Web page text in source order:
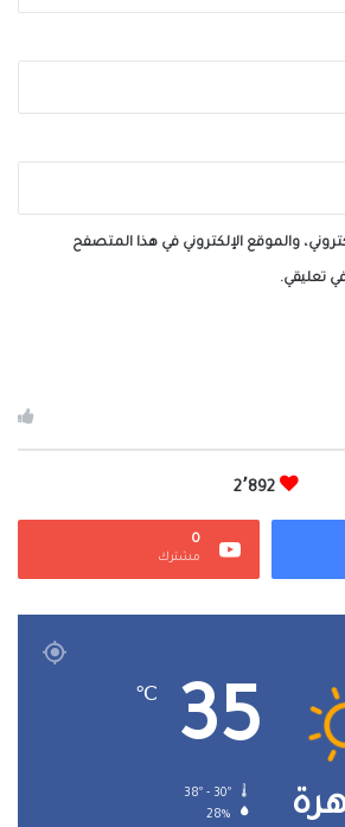
والموقع الإلكتروني في هذا المتصفح
تعليقي.
2٬892
0
مشترك
35
℃
28%